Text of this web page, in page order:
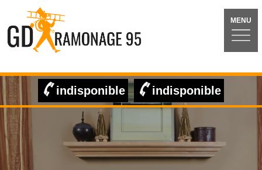
MENU
indisponible indisponible